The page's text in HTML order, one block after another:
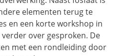
elementen terug te
en een korte workshop in
over gesproken. De
met een rondleiding door